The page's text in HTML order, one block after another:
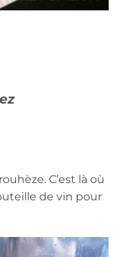
C’est là où
de vin pour